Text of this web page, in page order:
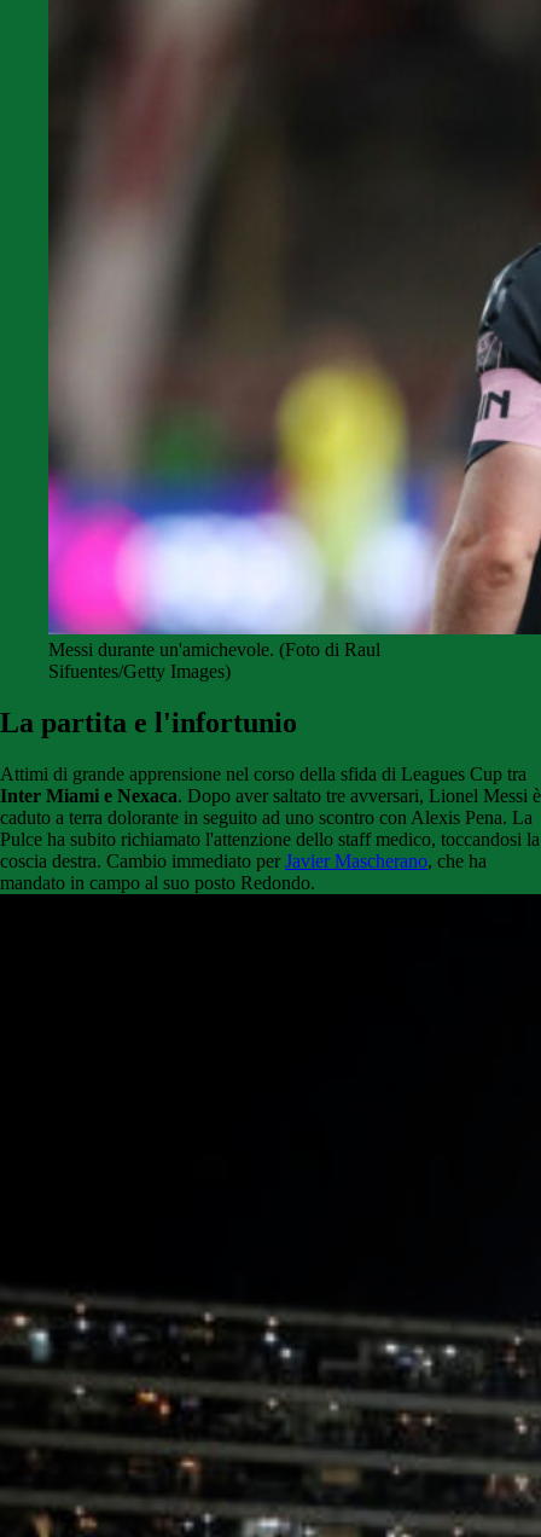
Messi durante un'amichevole. (Foto di Raul
Sifuentes/Getty Images)
La partita e l'infortunio
Attimi di grande apprensione nel corso della sfida di Leagues Cup tra
Inter Miami e Nexaca. Dopo aver saltato tre avversari, Lionel Messi è
caduto a terra dolorante in seguito ad uno scontro con Alexis Pena. La
Pulce ha subito richiamato l'attenzione dello staff medico, toccandosi la
coscia destra. Cambio immediato per Javier Mascherano, che ha
mandato in campo al suo posto Redondo.